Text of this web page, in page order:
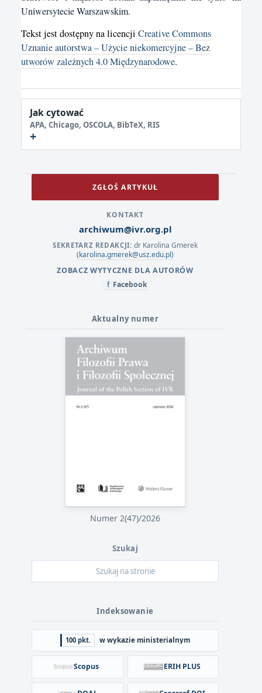
Uniwersytecie Warszawskim.
Tekst jest dostępny na licencji Creative Commons
Uznanie autorstwa – Użycie niekomercyjne – Bez
utworów zależnych 4.0 Międzynarodowe.
Jak cytować
APA, Chicago, OSCOLA, BibTeX, RIS
ZGŁOŚ ARTYKUŁ
KONTAKT
archiwum@ivr.org.pl
SEKRETARZ REDAKCJI: dr Karolina Gmerek
(karolina.gmerek@usz.edu.pl)
ZOBACZ WYTYCZNE DLA AUTORÓW
f Facebook
Aktualny numer
Numer 2(47)/2026
Indeksowanie
100 pkt. w wykazie ministerialnym
Scopus ERIH PLUS
Szukaj